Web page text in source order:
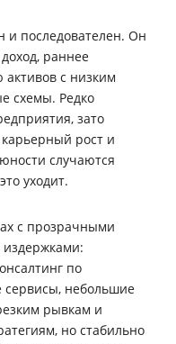
и последователен. Он
раннее
с низким
схемы. Редко
зато
рост и
случаются
уходит.
с прозрачными
по
сервисы, небольшие
рывкам и
но стабильно